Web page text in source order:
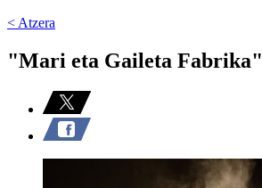
< Atzera
"Mari eta Gaileta Fabrika"